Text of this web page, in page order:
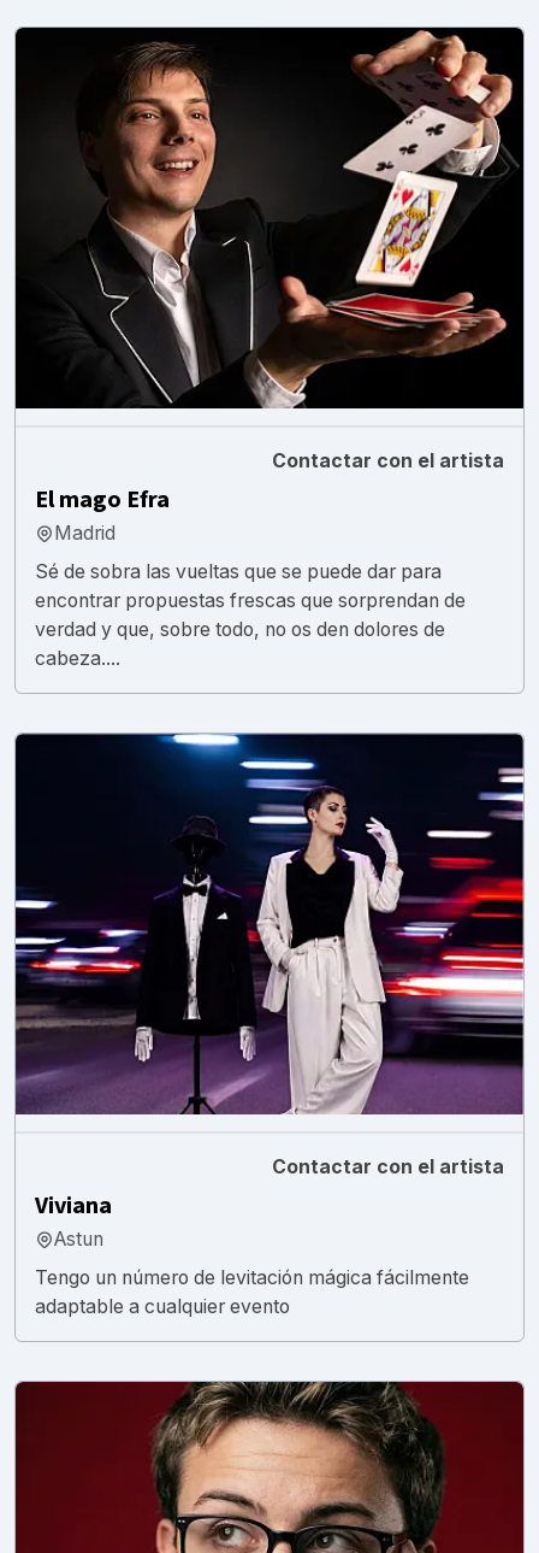
Contactar con el artista
El mago Efra
Madrid
Sé de sobra las vueltas que se puede dar para
encontrar propuestas frescas que sorprendan de
verdad y que, sobre todo, no os den dolores de
cabeza....
Contactar con el artista
Viviana
Astun
Tengo un número de levitación mágica fácilmente
adaptable a cualquier evento